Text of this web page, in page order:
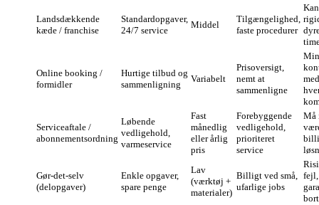
Landsdækkende
kæde / franchise
Standardopgaver,
24/7 service
Middel
Tilgængelighed,
faste procedurer
Online booking /
formidler
Hurtige tilbud og
sammenligning
Variabelt
Prisoversigt,
nemt at
sammenligne
med
Serviceaftale /
abonnementsordning
Løbende
vedligehold,
varmeservice
Fast
månedlig
eller årlig
pris
Forebyggende
vedligehold,
prioriteret
service
Må
Gør‑det‑selv
(delopgaver)
Enkle opgaver,
spare penge
Lav
(værktøj +
materialer)
Billigt ved små,
ufarlige jobs
fejl,